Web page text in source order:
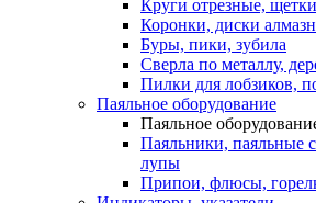
Круги отрезные, щетки
Коронки, диски
Буры, пики, зубила
Сверла по металлу,
Пилки для лобзиков,
Паяльное оборудование
Паяльное
Паяльники, паяльные
лупы
Припои, флюсы,